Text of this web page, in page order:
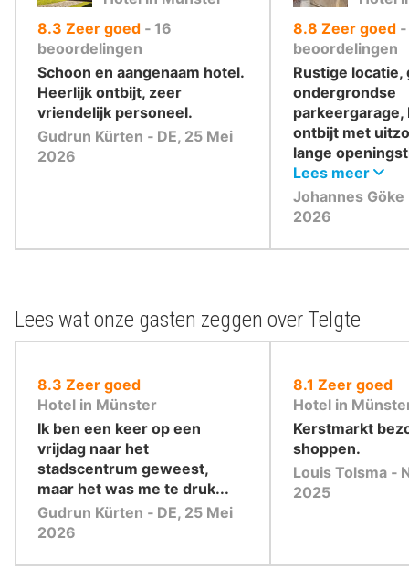
8.3 uit
10
,
Zeer goed ‐ 16
beoordelingen
Schoon en aangenaam hotel.
Heerlijk ontbijt, zeer
vriendelijk personeel.
Gudrun Kürten ‐ DE, 25 Mei
2026
8.8 uit
10
,
Zeer goed ‐
beoordelingen
Rustige locatie,
ondergrondse
parkeergarage,
ontbijt met
lange
tot 11:30 uur),
ondergrondse
Lees meer
Johannes Göke
2026
Lees wat onze gasten zeggen over Telgte
8.3 uit
10
,
Zeer goed
Hotel in Münster
Ik ben een keer op een
vrijdag naar het
stadscentrum geweest,
maar het was me te druk...
Gudrun Kürten ‐ DE, 25 Mei
2026
8.1 uit
10
,
Zeer goed
Hotel in
Kerstmarkt
shoppen.
Louis Tolsma ‐
2025